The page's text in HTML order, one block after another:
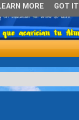
MORE GOT IT